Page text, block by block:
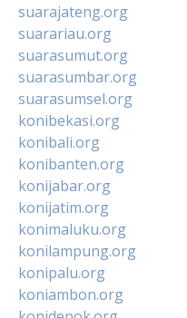
suarajateng.org
suarariau.org
suarasumut.org
suarasumbar.org
suarasumsel.org
konibekasi.org
konibali.org
konibanten.org
konijabar.org
konijatim.org
konimaluku.org
konilampung.org
konipalu.org
koniambon.org